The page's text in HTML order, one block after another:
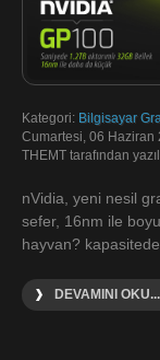
Kategori: Bilgisayar
Cumartesi, 06 Haziran
THEMT tarafından
nVidia, yeni nesil
sefer, 16nm ile
hayvan?
DEVAMINI OKU...